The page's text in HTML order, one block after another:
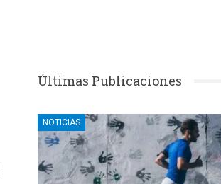
Últimas Publicaciones
NOTICIAS